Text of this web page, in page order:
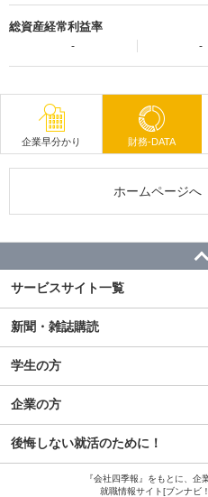
総資産経常利益率
- -
企業早分かり 財務-DATA
ホームページへ
サービスサイト一覧
新聞・雑誌購読
学生の方
企業の方
後悔しない就活のために！
『会社四季報』をもとに、企
就職情報サイト[ブンナビ